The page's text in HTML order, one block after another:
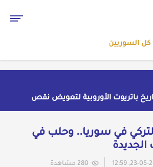
السوريين
باتريوت الأوروبية لتعويض نقص
مواجهة ايران
"مكة" الدفاعي المشترك
بدمشق يتحول إلى منصة تشهير
مع القيادة السورية ويتهم
إسرائيل"
في سوريا.. وحلب في
الجديدة